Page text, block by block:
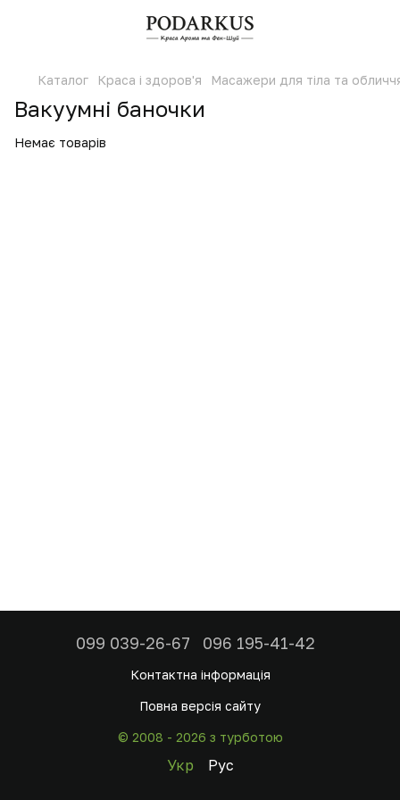
Каталог Краса і здоров'я Масажери для тіла та
Вакуумні баночки
Немає товарів
099 039-26-67 096 195-41-42
Контактна інформація
Повна версія сайту
© 2008 - 2026 з турботою
Укр Рус